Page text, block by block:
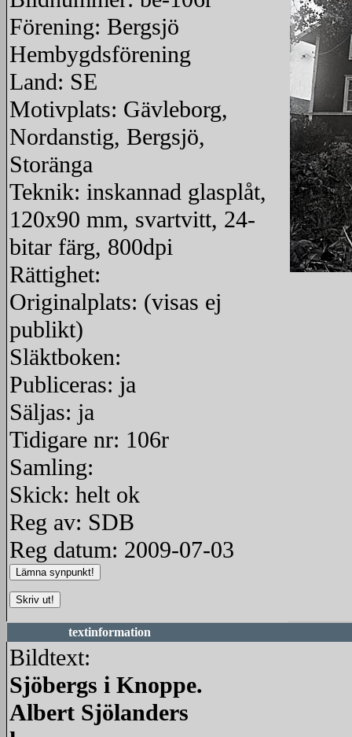
Förening: Bergsjö
Hembygdsförening
Land: SE
Motivplats: Gävleborg,
Nordanstig, Bergsjö,
Storänga
Teknik: inskannad glasplåt,
120x90 mm, svartvitt, 24-
bitar färg, 800dpi
Rättighet:
Originalplats: (visas ej
publikt)
Släktboken:
Publiceras: ja
Säljas: ja
Tidigare nr: 106r
Samling:
Skick: helt ok
Reg av: SDB
Reg datum: 2009-07-03
textinformation
Bildtext:
Sjöbergs i Knoppe.
Albert Sjölanders